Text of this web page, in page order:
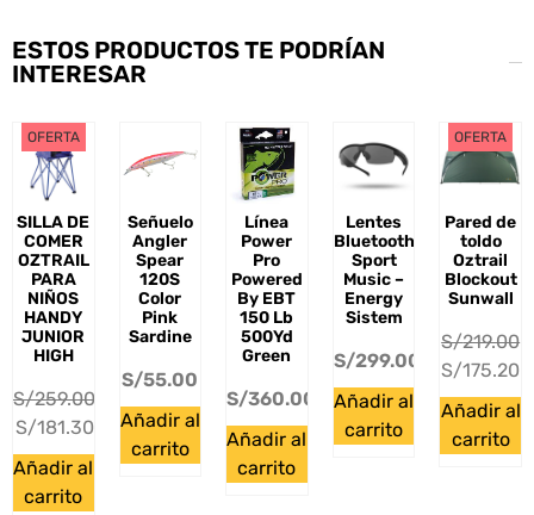
ESTOS PRODUCTOS TE PODRÍAN
INTERESAR
OFERTA
SILLA DE
COMER
OZTRAIL
PARA
NIÑOS
HANDY
JUNIOR
HIGH
S/259.00
S/181.30
Añadir al
carrito
Señuelo
Angler
Spear
120S
Color
Pink
Sardine
S/55.00
Añadir al
carrito
Línea
Power
Pro
Powered
By EBT
150 Lb
500Yd
Green
S/360.00
Añadir al
carrito
Lentes
Bluetooth
Sport
Music –
Energy
Sistem
S/299.00
Añadir al
carrito
OFERTA
Pared de
toldo
Oztrail
Blockout
Sunwall
S/219.00
S/175.20
Añadir al
carrito